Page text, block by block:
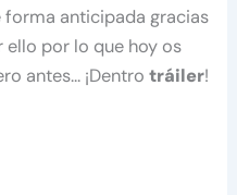
forma anticipada gracias
ello por lo que hoy os
antes… ¡Dentrotráiler!